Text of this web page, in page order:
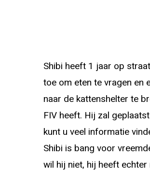
Shibi heeft 1 jaar op
toe om eten te vragen en
naar de kattenshelter te
FIV heeft. Hij zal
kunt u veel informatie
Shibi is bang voor
wil hij niet, hij heeft